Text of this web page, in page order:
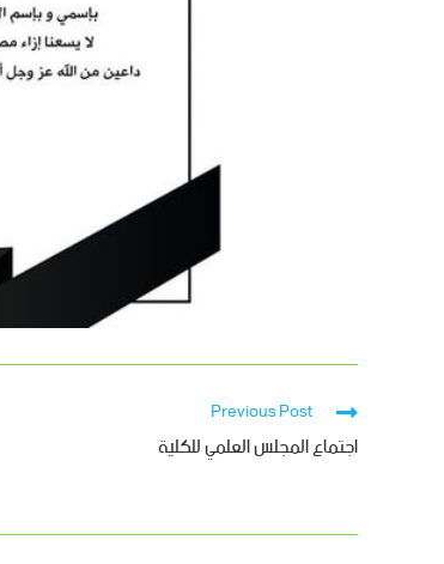
Previous Post
اجتماع المجلس العلمي للكلية